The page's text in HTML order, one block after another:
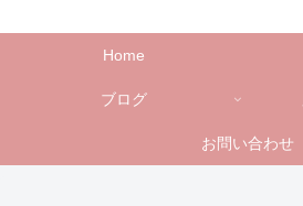
Home
ブログ
お問い合わせ